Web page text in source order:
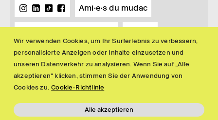
Wir verwenden Cookies, um Ihr Surferlebnis zu verbessern,
personalisierte Anzeigen oder Inhalte einzusetzen und
unseren Datenverkehr zu analysieren. Wenn Sie auf „Alle
akzeptieren" klicken, stimmen Sie der Anwendung von
Cookies zu. Cookie-Richtlinie
Alle akzeptieren
Ami·e·s du mudac
Buchhandlung und Shop Presse
Newsletter
Impressum Politique de confidentialité